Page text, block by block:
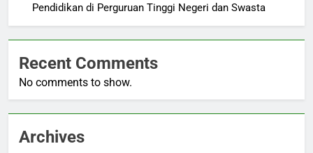
Pendidikan di Perguruan Tinggi Negeri dan Swasta
Recent Comments
No comments to show.
Archives